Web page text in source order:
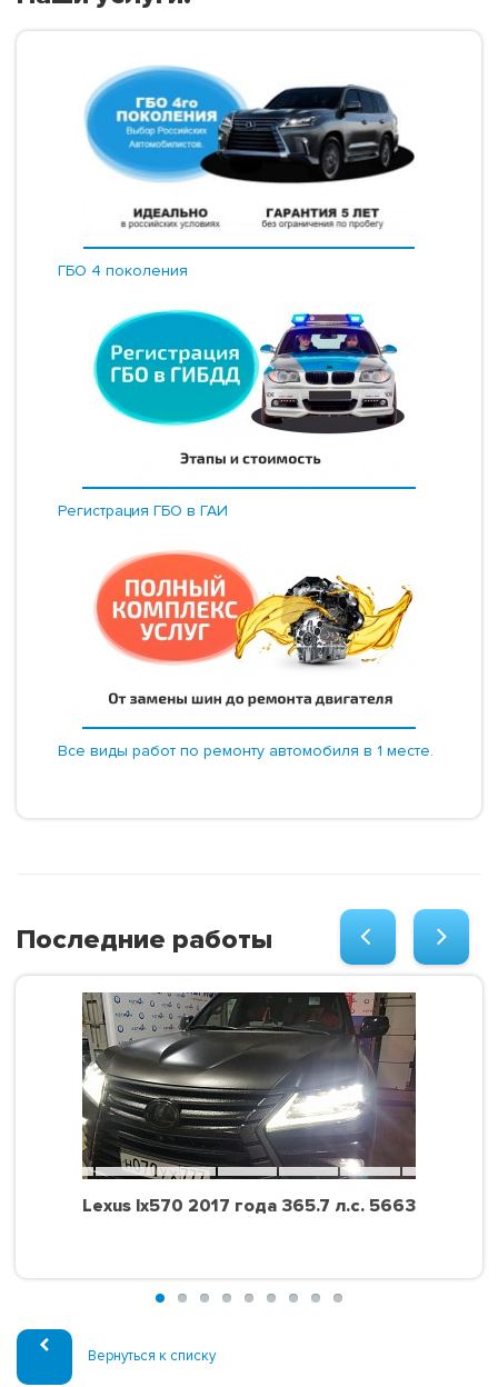
ГБО 4 поколения
Регистрация ГБО в ГАИ
Все виды работ по ремонту автомобиля в 1 месте.
Последние работы
Lexus lx570 2017 года 365.7 л.с. 5663
Вернуться к списку